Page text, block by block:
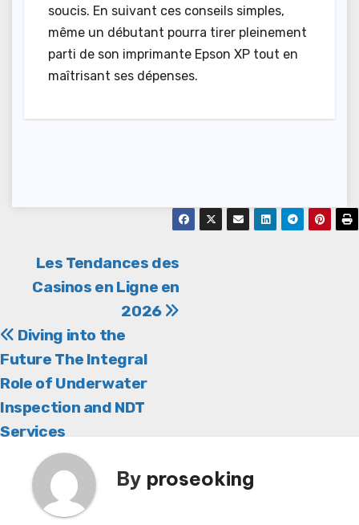
soucis. En suivant ces conseils simples,
même un débutant pourra tirer pleinement
parti de son imprimante Epson XP tout en
maîtrisant ses dépenses.
Post
navigation
Les Tendances des
Casinos en Ligne en
2026
Diving into the
Future The Integral
Role of Underwater
Inspection and NDT
Services
By proseoking